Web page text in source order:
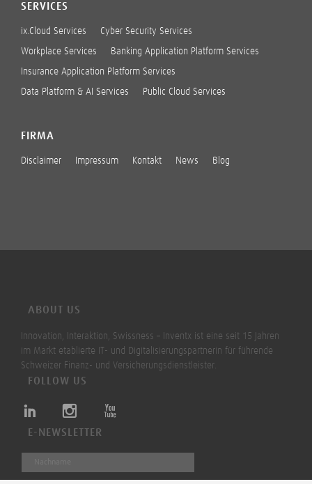
SERVICES
ix.Cloud Services Cyber Security Services
Workplace Services Banking Application Platform Services
Insurance Application Platform Services
Data Platform & AI Services Public Cloud Services
FIRMA
Disclaimer Impressum Kontakt News Blog
ABOUT US
Innovation, Interaktion, Swissness – Inventx ist eine seit 15 Jahren
im Markt etablierte IT- und Digitalisierungspartnerin für führende
Schweizer Finanz- und Versicherungsdienstleister.
FOLLOW US
E-NEWSLETTER